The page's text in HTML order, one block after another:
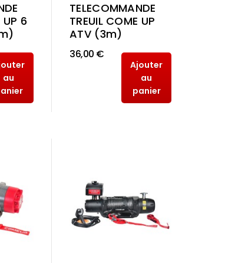
UP 6
au
TELECOMMANDE
TREUIL COME UP
ATV (3m)
36,00 €
Ajouter
au
panier